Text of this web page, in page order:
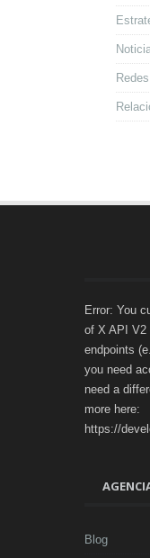
Error: You
of X API V2
endpoints
you need
need a
more here:
https://
Blog